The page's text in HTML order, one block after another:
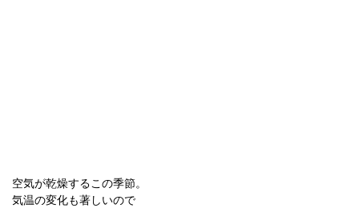
空気が乾燥するこの季節。
気温の変化も著しいので